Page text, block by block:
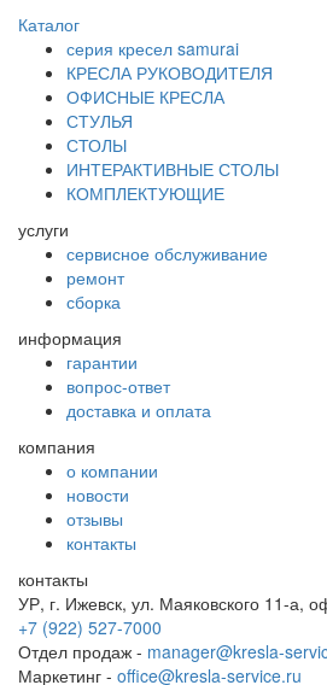
Каталог
серия кресел samurai
КРЕСЛА РУКОВОДИТЕЛЯ
ОФИСНЫЕ КРЕСЛА
СТУЛЬЯ
СТОЛЫ
ИНТЕРАКТИВНЫЕ СТОЛЫ
КОМПЛЕКТУЮЩИЕ
услуги
сервисное обслуживание
ремонт
сборка
информация
гарантии
вопрос-ответ
доставка и оплата
компания
о компании
новости
отзывы
контакты
контакты
УР, г. Ижевск, ул. Маяковского 11-а,
+7 (922) 527-7000
Отдел продаж - manager@kresla-
Маркетинг - office@kresla-service.ru